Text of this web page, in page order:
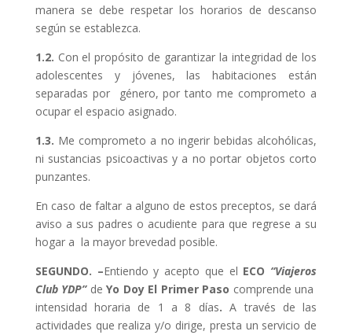
manera se debe respetar los horarios de descanso
según se establezca.
1.2. Con el propósito de garantizar la integridad de los
adolescentes y jóvenes, las habitaciones están
separadas por género, por tanto me comprometo a
ocupar el espacio asignado.
1.3. Me comprometo a no ingerir bebidas alcohólicas,
ni sustancias psicoactivas y a no portar objetos corto
punzantes.
En caso de faltar a alguno de estos preceptos, se dará
aviso a sus padres o acudiente para que regrese a su
hogar a la mayor brevedad posible.
SEGUNDO. –Entiendo y acepto que el ECO “Viajeros
Club YDP” deYo Doy El Primer Paso comprende una
intensidad horaria de 1 a 8 días.A través de las
actividades que realiza y/o dirige, presta un servicio de